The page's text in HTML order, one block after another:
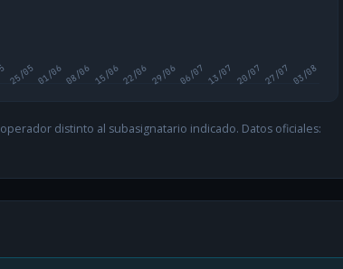
25/0501/0608/06 15/0622/06 29/0606/07 13/07 20/07 27/07 03/08
distinto al subasignatario indicado. Datos oficiales: